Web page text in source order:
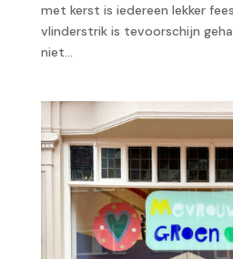
met kerst is iedereen lekker
vlinderstrik is tevoorschijn
niet...